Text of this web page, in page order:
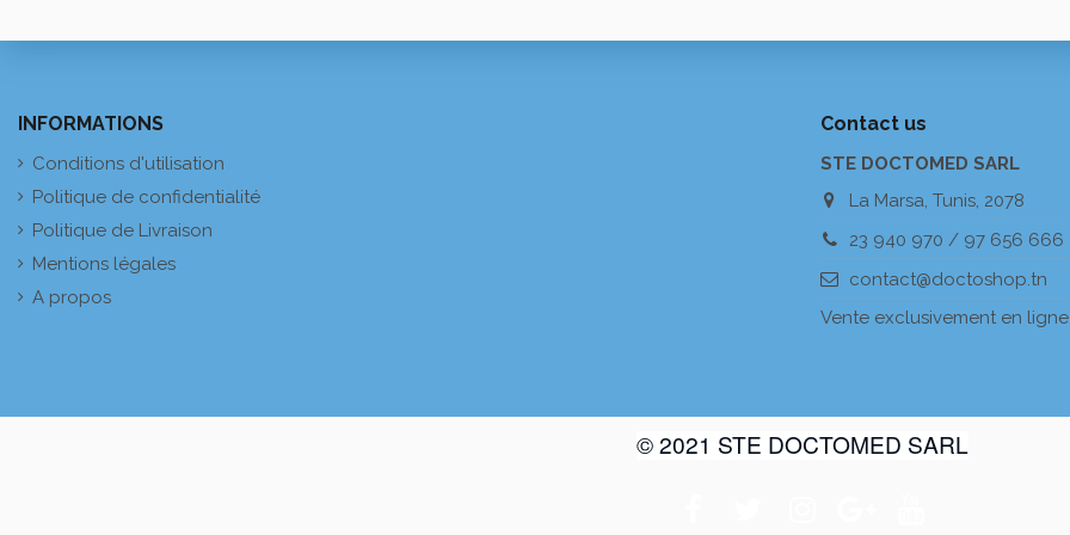
INFORMATIONS
Conditions d'utilisation
Politique de confidentialité
Politique de Livraison
Mentions légales
A propos
Contact us
STE DOCTOMED SARL
La Marsa, Tunis, 2078
23 940 970 / 97 656 666
contact@doctoshop.tn
Vente exclusivement en
© 2021 STE DOCTOMED SARL